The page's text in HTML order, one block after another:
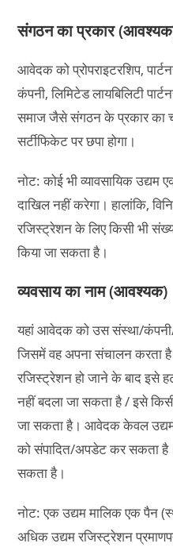
संगठन का प्रकार
आवेदक को प्रोपराइटरशिप,
कंपनी, लिमिटेड लायबिलिटी
समाज जैसे संगठन के प्रकार का
सर्टीफिकेट पर छपा होगा।
नोट: कोई भी व्यावसायिक
दाखिल नहीं करेगा। हालांकि,
रजिस्ट्रेशन के लिए किसी भी
किया जा सकता है।
व्यवसाय का नाम (आवश्यक)
यहां आवेदक को उस संस्था/कंपनी/
जिसमें वह अपना संचालन करता
रजिस्ट्रेशन हो जाने के बाद इसे
नहीं बदला जा सकता है / इसे
जा सकता है। आवेदक केवल उद्यम
को संपादित/अपडेट कर सकता है।
सकता है।
नोट: एक उद्यम मालिक एक पैन
अधिक उद्यम रजिस्ट्रेशन